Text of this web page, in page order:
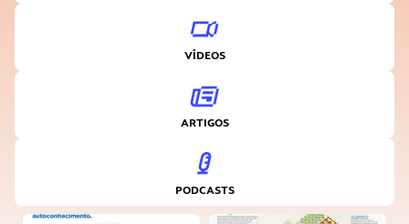
VÍDEOS
ARTIGOS
PODCASTS